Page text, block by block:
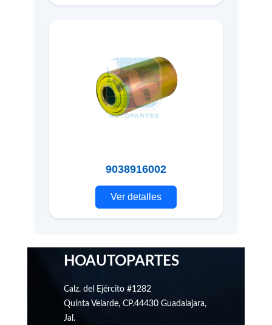
9038916002
Ver detalles
HOAUTOPARTES
Calz. del Ejército #1282
Quinta Velarde, CP.44430 Guadalajara,
Jal.